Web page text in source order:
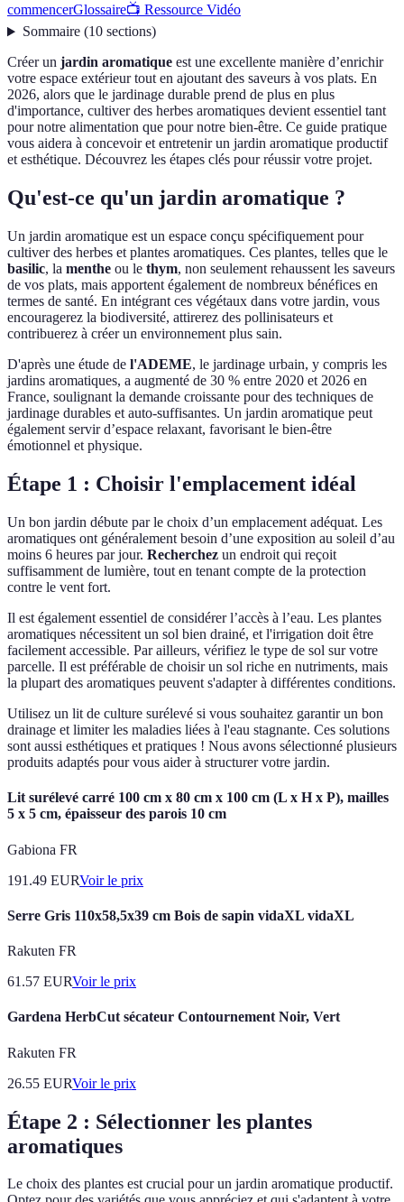
commencerGlossaire📺 Ressource Vidéo
Sommaire(10 sections)
Créer un jardin aromatique est une excellente manière d’enrichir
votre espace extérieur tout en ajoutant des saveurs à vos plats. En
2026, alors que le jardinage durable prend de plus en plus
d'importance, cultiver des herbes aromatiques devient essentiel tant
pour notre alimentation que pour notre bien-être. Ce guide pratique
vous aidera à concevoir et entretenir un jardin aromatique productif
et esthétique. Découvrez les étapes clés pour réussir votre projet.
Qu'est-ce qu'un jardin aromatique ?
Un jardin aromatique est un espace conçu spécifiquement pour
cultiver des herbes et plantes aromatiques. Ces plantes, telles que le
basilic, la menthe ou le thym, non seulement rehaussent les saveurs
de vos plats, mais apportent également de nombreux bénéfices en
termes de santé. En intégrant ces végétaux dans votre jardin, vous
encouragerez la biodiversité, attirerez des pollinisateurs et
contribuerez à créer un environnement plus sain.
D'après une étude de l'ADEME, le jardinage urbain, y compris les
jardins aromatiques, a augmenté de 30 % entre 2020 et 2026 en
France, soulignant la demande croissante pour des techniques de
jardinage durables et auto-suffisantes. Un jardin aromatique peut
également servir d’espace relaxant, favorisant le bien-être
émotionnel et physique.
Étape 1 : Choisir l'emplacement idéal
Un bon jardin débute par le choix d’un emplacement adéquat. Les
aromatiques ont généralement besoin d’une exposition au soleil d’au
moins 6 heures par jour. Recherchez un endroit qui reçoit
suffisamment de lumière, tout en tenant compte de la protection
contre le vent fort.
Il est également essentiel de considérer l’accès à l’eau. Les plantes
aromatiques nécessitent un sol bien drainé, et l'irrigation doit être
facilement accessible. Par ailleurs, vérifiez le type de sol sur votre
parcelle. Il est préférable de choisir un sol riche en nutriments, mais
la plupart des aromatiques peuvent s'adapter à différentes conditions.
Utilisez un lit de culture surélevé si vous souhaitez garantir un bon
drainage et limiter les maladies liées à l'eau stagnante. Ces solutions
sont aussi esthétiques et pratiques ! Nous avons sélectionné plusieurs
produits adaptés pour vous aider à structurer votre jardin.
Lit surélevé carré 100 cm x 80 cm x 100 cm (L x H x P), mailles
5 x 5 cm, épaisseur des parois 10 cm
Gabiona FR
191.49 EURVoir le prix
Serre Gris 110x58,5x39 cm Bois de sapin vidaXL vidaXL
Rakuten FR
61.57 EURVoir le prix
Gardena HerbCut sécateur Contournement Noir, Vert
Rakuten FR
26.55 EURVoir le prix
Étape 2 : Sélectionner les plantes
aromatiques
Le choix des plantes est crucial pour un jardin aromatique productif.